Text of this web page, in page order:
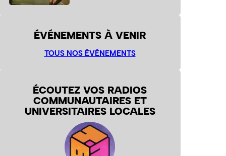
ÉVÉNEMENTS À VENIR
TOUS NOS ÉVÉNEMENTS
ÉCOUTEZ VOS RADIOS
COMMUNAUTAIRES ET
UNIVERSITAIRES LOCALES